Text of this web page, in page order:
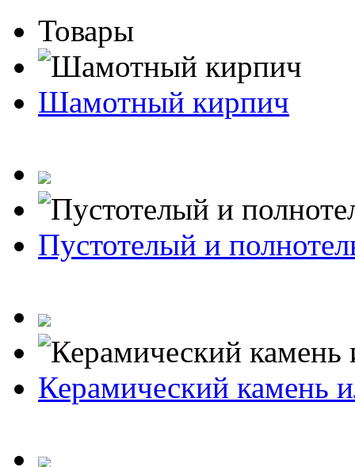
Товары
Шамотный кирпич
Пустотелый и
Керамический камень